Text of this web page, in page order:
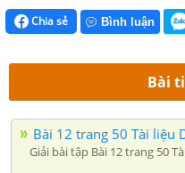
Chia sẻ Bình luận
Bài
Bài 12 trang 50 Tài liệu
Giải bài tập Bài 12 trang 50